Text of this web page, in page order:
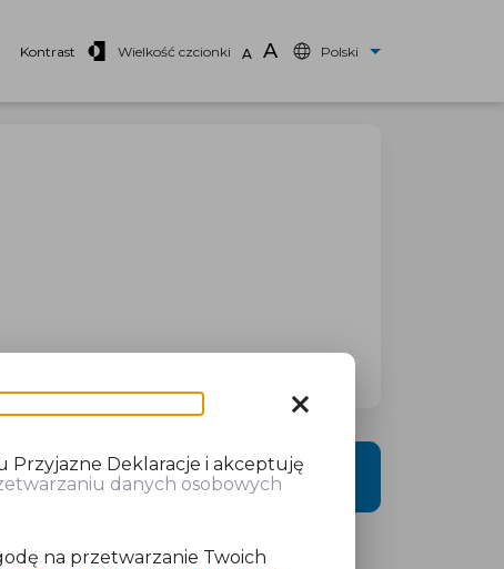
Kontrast Wielkość czcionki A A Polski
DALEJ
close
Przyjazne Deklaracje i akceptuję
danych osobowych
na przetwarzanie Twoich